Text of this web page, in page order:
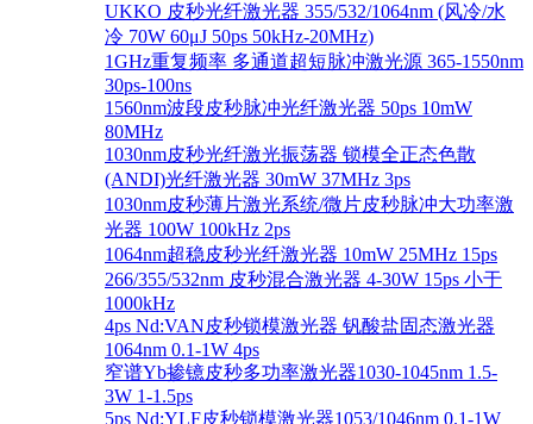
UKKO 皮秒光纤激光器 355/532/1064nm (风冷/水
冷 70W 60μJ 50ps 50kHz-20MHz)
1GHz重复频率 多通道超短脉冲激光源 365-1550nm
30ps-100ns
1560nm波段皮秒脉冲光纤激光器 50ps 10mW
80MHz
1030nm皮秒光纤激光振荡器 锁模全正态色散
(ANDI)光纤激光器 30mW 37MHz 3ps
1030nm皮秒薄片激光系统/微片皮秒脉冲大功率激
光器 100W 100kHz 2ps
1064nm超稳皮秒光纤激光器 10mW 25MHz 15ps
266/355/532nm 皮秒混合激光器 4-30W 15ps 小于
1000kHz
4ps Nd:VAN皮秒锁模激光器 钒酸盐固态激光器
1064nm 0.1-1W 4ps
窄谱Yb掺镱皮秒多功率激光器1030-1045nm 1.5-
3W 1-1.5ps
5ps Nd:YLF皮秒锁模激光器1053/1046nm 0.1-1W